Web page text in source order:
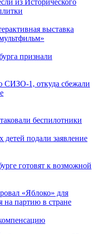
выставка
признали
СИЗО-1, откуда сбежали
беспилотники
подали заявление
готовят к возможной
«Яблоко» для
на партию в стране